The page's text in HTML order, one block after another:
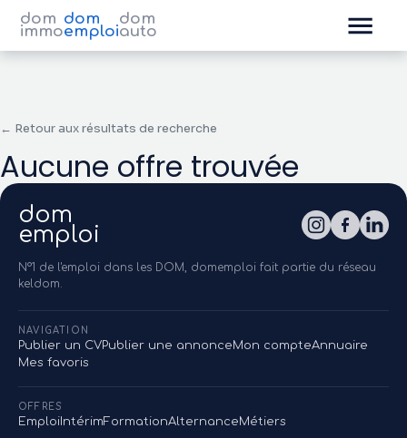
dom
immo
dom
emploi
dom
auto
← Retour aux résultats de recherche
Aucune offre trouvée
dom
emploi
N°1 de l'emploi dans les DOM, domemploi fait partie du réseau
keldom.
NAVIGATION
Publier un CVPublier une annonceMon compteAnnuaire
Mes favoris
OFFRES
EmploiIntérimFormationAlternanceMétiers